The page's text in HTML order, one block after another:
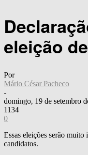
eleição
Por
Mário César Pacheco
-
domingo, 19 de setembro
1134
0
Essas eleições serão
candidatos.